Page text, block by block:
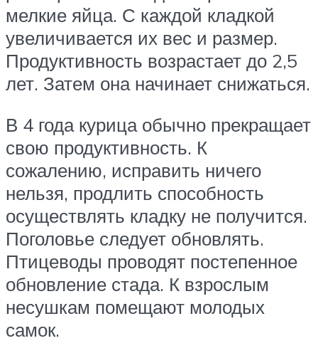
мелкие яйца. С каждой кладкой
увеличивается их вес и размер.
Продуктивность возрастает до 2,5
лет. Затем она начинает снижаться.
В 4 года курица обычно прекращает
свою продуктивность. К
сожалению, исправить ничего
нельзя, продлить способность
осуществлять кладку не получится.
Поголовье следует обновлять.
Птицеводы проводят постепенное
обновление стада. К взрослым
несушкам помещают молодых
самок.